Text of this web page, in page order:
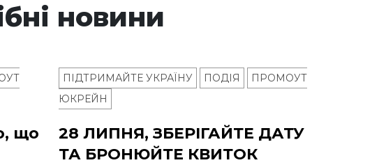
новини
що
ПІДТРИМАЙТЕ УКРАЇНУ ПОДІЯ
ПРОМОУТ
ЮКРЕЙН
28 ЛИПНЯ, ЗБЕРІГАЙТЕ ДАТУ
ТА БРОНЮЙТЕ КВИТОК